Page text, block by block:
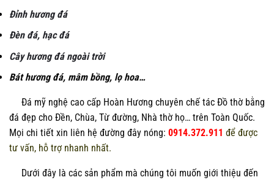
Đỉnh hương đá
Đèn đá, hạc đá
Cây hương đá ngoài trời
Bát hương đá, mâm bồng, lọ hoa…
Đá mỹ nghệ cao cấp Hoàn Hương chuyên chế tác Đồ thờ bằng
đá đẹp cho Đền, Chùa, Từ đường, Nhà thờ họ… trên Toàn Quốc.
Mọi chi tiết xin liên hệ đường đây nóng: 0914.372.911 để được
tư vấn, hỗ trợ nhanh nhất.
Dưới đây là các sản phẩm mà chúng tôi muốn giới thiệu đến